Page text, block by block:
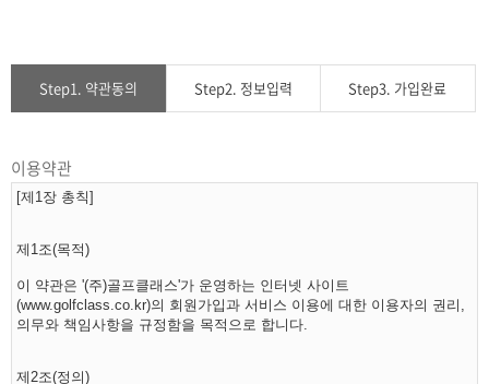
Step1. 약관동의 Step2. 정보입력 Step3. 가입완료
이용약관